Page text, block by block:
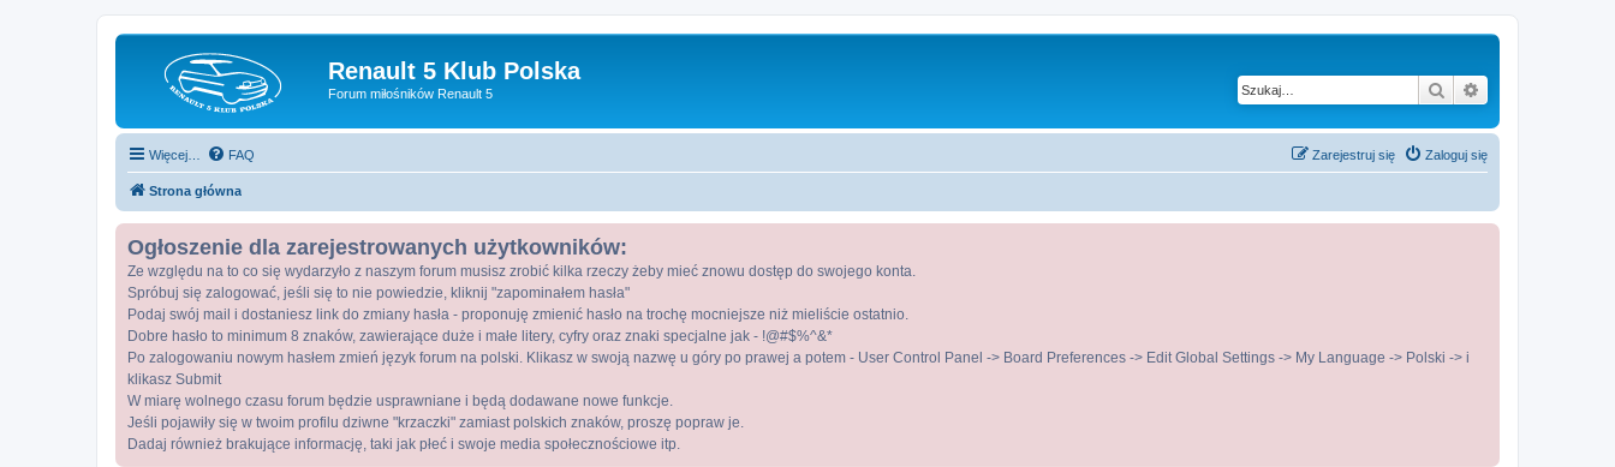
Renault 5 Klub Polska
Forum miłośników Renault 5 Szukaj
Więcej… FAQ Zaloguj się
Zarejestruj się
Strona główna
Ogłoszenie dla zarejestrowanych użytkowników:
Ze względu na to co się wydarzyło z naszym forum musisz zrobić kilka rzeczy żeby mieć znowu dostęp do swojego konta.
Spróbuj się zalogować, jeśli się to nie powiedzie, kliknij "zapominałem hasła"
Podaj swój mail i dostaniesz link do zmiany hasła - proponuję zmienić hasło na trochę mocniejsze niż mieliście ostatnio.
Dobre hasło to minimum 8 znaków, zawierające duże i małe litery, cyfry oraz znaki specjalne jak - !@#$%^&*
Po zalogowaniu nowym hasłem zmień język forum na polski. Klikasz w swoją nazwę u góry po prawej a potem - User Control Panel -> Board Preferences -> Edit Global Settings -> My Language -> Polski -> i
klikasz Submit
W miarę wolnego czasu forum będzie usprawniane i będą dodawane nowe funkcje.
Jeśli pojawiły się w twoim profilu dziwne "krzaczki" zamiast polskich znaków, proszę popraw je.
Dadaj również brakujące informację, taki jak płeć i swoje media społecznościowe itp.